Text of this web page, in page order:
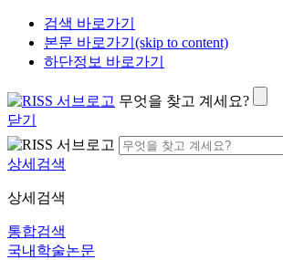
검색 바로가기
본문 바로가기(skip to content)
하단정보 바로가기
무엇을 찾고 계세요?
닫기
상세검색
상세검색
통합검색
국내학술논문